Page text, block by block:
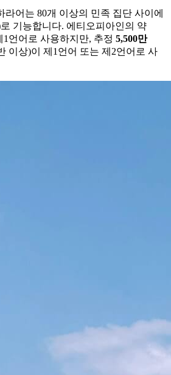
라어는 80개 이상의 민족 집단 사이에
로 기능합니다. 에티오피아인의 약
언어로 사용하지만, 추정 5,500만
이상)이 제1언어 또는 제2언어로 사